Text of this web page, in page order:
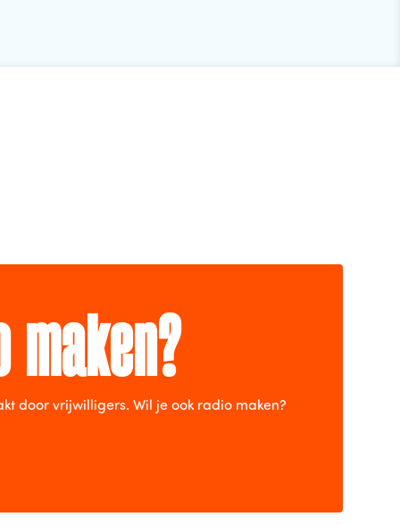
door vrijwilligers. Wil je ook radio maken?